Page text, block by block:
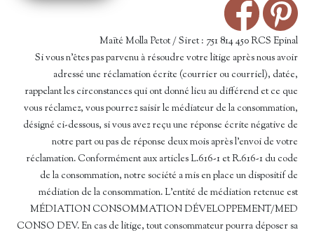
Maïté Molla Petot / Siret : 751 814 450 RCS Epinal
Si vous n’êtes pas parvenu à résoudre votre litige après nous avoir
adressé une réclamation écrite (courrier ou courriel), datée,
rappelant les circonstances qui ont donné lieu au différend et ce que
vous réclamez, vous pourrez saisir le médiateur de la consommation,
désigné ci-dessous, si vous avez reçu une réponse écrite négative de
notre part ou pas de réponse deux mois après l’envoi de votre
réclamation. Conformément aux articles L.616-1 et R.616-1 du code
de la consommation, notre société a mis en place un dispositif de
médiation de la consommation. L'entité de médiation retenue est
MÉDIATION CONSOMMATION DÉVELOPPEMENT/MED
CONSO DEV. En cas de litige, tout consommateur pourra déposer sa